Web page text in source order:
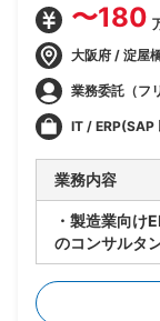
〜180
大阪府 / 淀屋
業務委託（フ
IT / ERP(SAP
業務内容
・製造業向け
のコンサルタ
・ベンダー側
・製造業務要